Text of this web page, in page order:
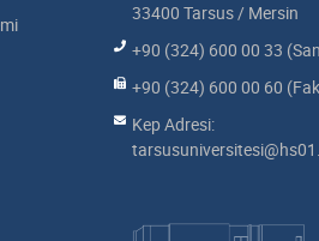
33400 Tarsus / Mersin
+90 (324) 600 00 33
+90 (324) 600 00 60
Kep Adresi: